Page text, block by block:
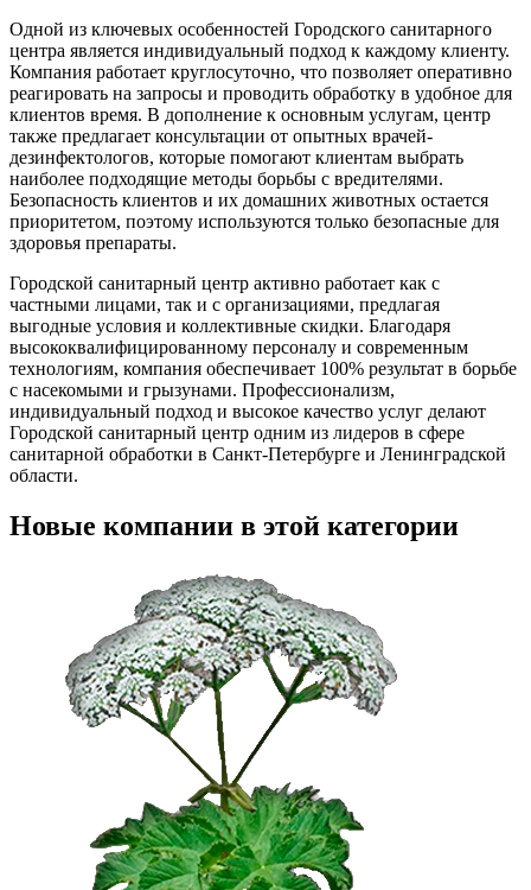
Одной из ключевых особенностей Городского санитарного
центра является индивидуальный подход к каждому клиенту.
Компания работает круглосуточно, что позволяет оперативно
реагировать на запросы и проводить обработку в удобное для
клиентов время. В дополнение к основным услугам, центр
также предлагает консультации от опытных врачей-
дезинфектологов, которые помогают клиентам выбрать
наиболее подходящие методы борьбы с вредителями.
Безопасность клиентов и их домашних животных остается
приоритетом, поэтому используются только безопасные для
здоровья препараты.
Городской санитарный центр активно работает как с
частными лицами, так и с организациями, предлагая
выгодные условия и коллективные скидки. Благодаря
высококвалифицированному персоналу и современным
технологиям, компания обеспечивает 100% результат в борьбе
с насекомыми и грызунами. Профессионализм,
индивидуальный подход и высокое качество услуг делают
Городской санитарный центр одним из лидеров в сфере
санитарной обработки в Санкт-Петербурге и Ленинградской
области.
Новые компании в этой категории